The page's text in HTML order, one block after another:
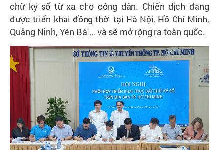
Tin
tức
về
Liên
cứu
chứng
thư
chữ ký số từ xa cho công dân. Chiến dịch đang
được triển khai đồng thời tại Hà Nội, Hồ Chí Minh,
Quảng Ninh, Yên Bái… và sẽ mở rộng ra toàn quốc.